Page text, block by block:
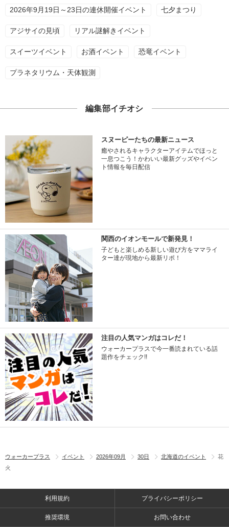
2026年9月19日～23日の連休開催イベント 七夕まつり
アジサイの見頃 リアル謎解きイベント
スイーツイベント お酒イベント 恐竜イベント
プラネタリウム・天体観測
編集部イチオシ
スヌーピーたちの最新ニュース
癒やされるキャラクターアイテムでほっと
一息つこう！かわいい最新グッズやイベン
ト情報を毎日配信
関西のイオンモールで新発見！
子どもと楽しめる新しい遊び方をママライ
ター達が現地から最新リポ！
注目の人気マンガはコレだ！
ウォーカープラスで今一番読まれている話
題作をチェック!!
ウォーカープラス イベント 2026年09月 30日 北海道のイベント
花
火
利用規約 プライバシーポリシー
推奨環境 お問い合わせ